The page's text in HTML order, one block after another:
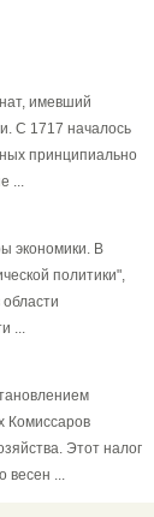
имевший
С 1717 началось
принципиально
...
экономики. В
политики",
...
Комиссаров
Этот налог
весен ...